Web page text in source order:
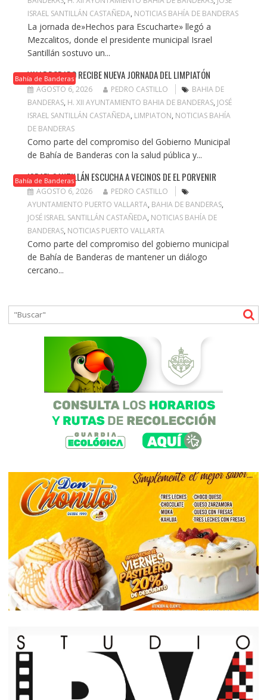
ISRAEL SANTILLÁN CASTAÑEDA, NOTICIAS BAHÍA DE BANDERAS
La jornada de»Hechos para Escucharte» llegó a
Mezcalitos, donde el presidente municipal Israel
Santillán sostuvo un...
Bahía de Banderas
VALLE DORADO RECIBE NUEVA JORNADA DEL LIMPIATÓN
AGOSTO 6, 2026 PEDRO CASTILLO
BAHIA DE
BANDERAS, H. XII AYUNTAMIENTO BAHIA DE BANDERAS, JOSÉ
ISRAEL SANTILLÁN CASTAÑEDA, LIMPIATON, NOTICIAS BAHÍA
DE BANDERAS
Como parte del compromiso del Gobierno Municipal
de Bahía de Banderas con la salud pública y...
Bahía de Banderas
ISRAEL SANTILLÁN ESCUCHA A VECINOS DE EL PORVENIR
AGOSTO 6, 2026
PEDRO CASTILLO
AYUNTAMIENTO PUERTO VALLARTA, BAHIA DE BANDERAS,
JOSÉ ISRAEL SANTILLÁN CASTAÑEDA, NOTICIAS BAHÍA DE
BANDERAS, NOTICIAS PUERTO VALLARTA
Como parte del compromiso del gobierno municipal
de Bahía de Banderas de mantener un diálogo
cercano...